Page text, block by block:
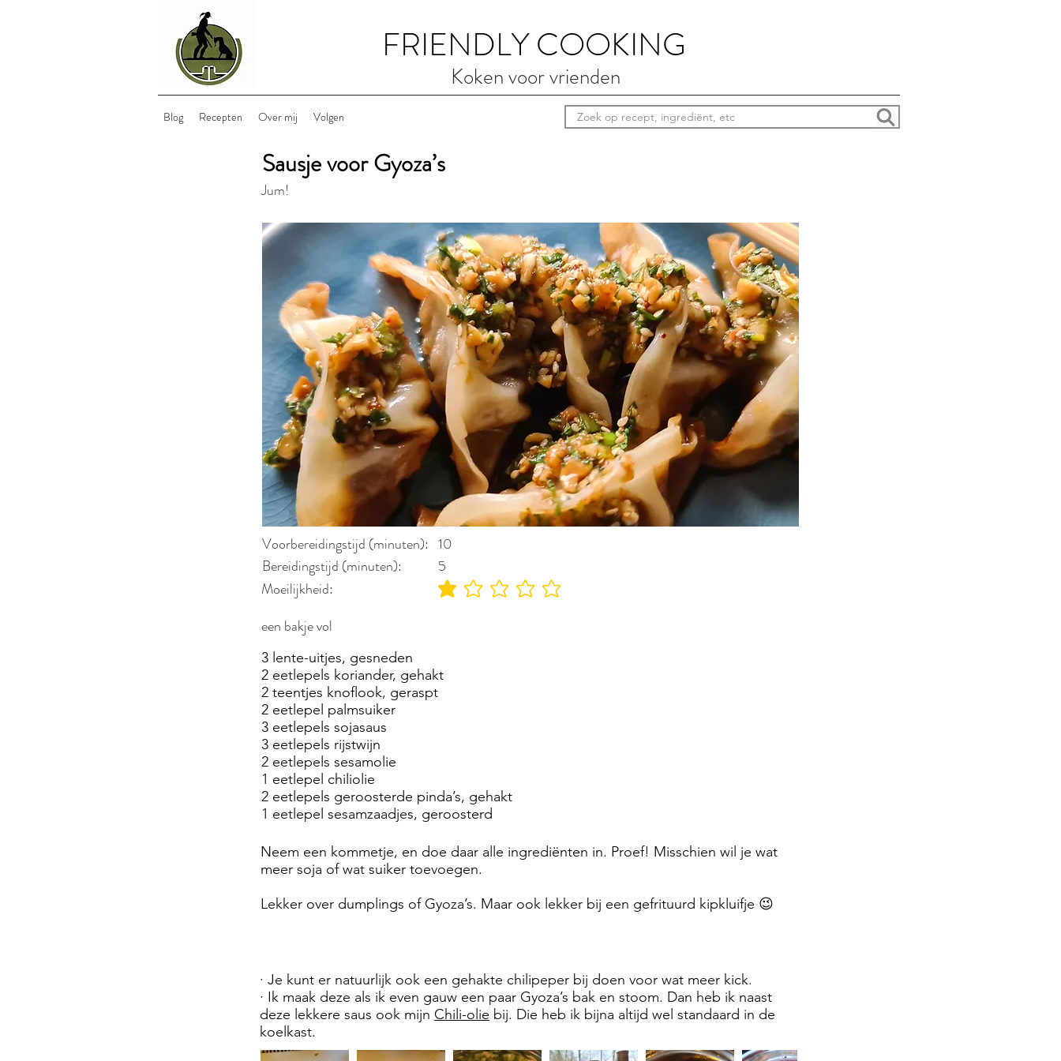
FRIENDLY COOKING
Koken voor vrienden
Blog Recepten Over mij Volgen
Sausje voor Gyoza’s
Jum!
Voorbereidingstijd (minuten):
Bereidingstijd (minuten):
Moeilijkheid:
10
5
gemiddelde waardering 1 uit 5
een bakje vol
3 lente-uitjes, gesneden
2 eetlepels koriander, gehakt
2 teentjes knoflook, geraspt
2 eetlepel palmsuiker
3 eetlepels sojasaus
3 eetlepels rijstwijn
2 eetlepels sesamolie
1 eetlepel chiliolie
2 eetlepels geroosterde pinda’s, gehakt
1 eetlepel sesamzaadjes, geroosterd
Neem een kommetje, en doe daar alle ingrediënten in. Proef! Misschien wil je wat
meer soja of wat suiker toevoegen.
Lekker over dumplings of Gyoza’s. Maar ook lekker bij een gefrituurd kipkluifje 😉
· Je kunt er natuurlijk ook een gehakte chilipeper bij doen voor wat meer kick.
· Ik maak deze als ik even gauw een paar Gyoza’s bak en stoom. Dan heb ik naast
deze lekkere saus ook mijn Chili-olie bij. Die heb ik bijna altijd wel standaard in de
koelkast.